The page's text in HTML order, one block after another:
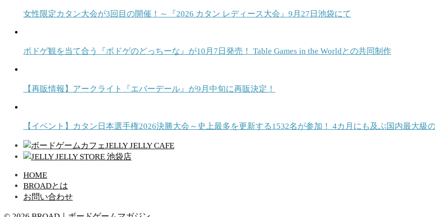
女性限定カタン大会が3回目の開催！～『2026 カタン レディース大会』9月27日池袋にて
ボドゲ観を当て合う『ボドゲのどっちーな』が10月7日発売！ Table Games in the Worldとの共同制作
【再販情報】アークライト『エバーデール』が9月中旬に再販決定！
【イベント】カタン日本選手権2026決勝大会～史上最多を更新する1532名が参加！ 4カ月にも及ぶ国内最大
HOME
BROADとは
お問い合わせ